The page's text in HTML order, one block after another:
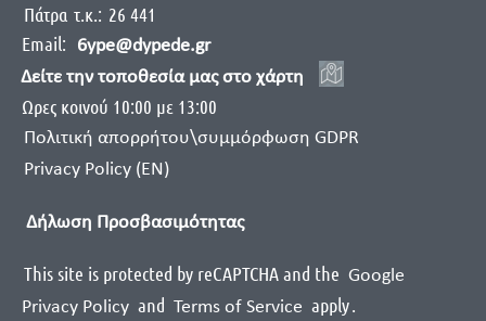
Πάτρα τ.κ.: 26 441
Email:
6ype@dypede.gr
Δείτε την τοποθεσία μας στο χάρτη
Ωρες κοινού 10:00 με 13:00
Πολιτική απορρήτου\συμμόρφωση GDPR
Privacy Policy (EN)
Δήλωση Προσβασιμότητας
This site is protected by reCAPTCHA and the Google
Privacy Policy and Terms of Service apply.